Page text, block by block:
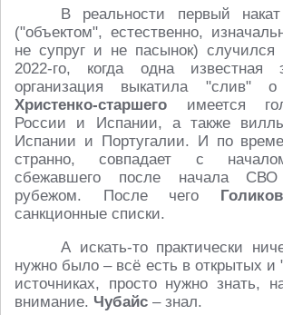
В реальности первый
("объектом", естественно,
не супруг и не пасынок)
2022-го, когда одна известная
организация выкатила
Христенко-старшего имеется
России и Испании, а также
Испании и Португалии. И по
странно, совпадает с
сбежавшего после начала
рубежом. После чего
санкционные списки.
А искать-то практически
нужно было – всё есть в открытых и
источниках, просто нужно знать,
внимание. Чубайс – знал.